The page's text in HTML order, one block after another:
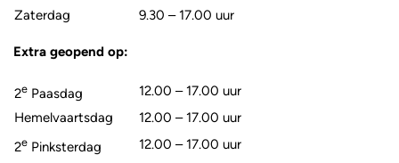
Zaterdag
9.30 – 17.00 uur
Extra geopend op:
2e Paasdag
12.00 – 17.00 uur
Hemelvaartsdag
12.00 – 17.00 uur
2e Pinksterdag
12.00 – 17.00 uur